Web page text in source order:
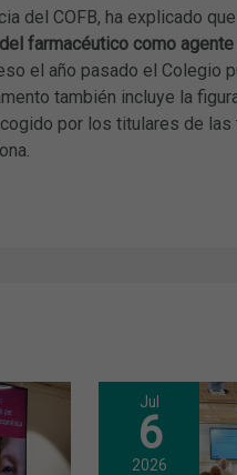
del COFB, ha explicado que
farmacéutico como
el año pasado el Colegio
también incluye la
por los titulares de las
Jul
6
2026